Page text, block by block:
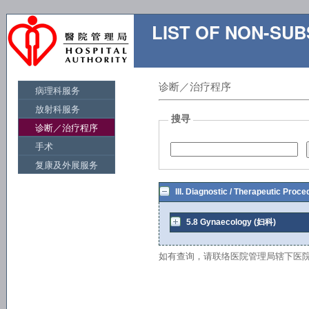
LIST OF NON-
病理科服务
放射科服务
诊断／治疗程序
手术
复康及外展服务
诊断／治疗程序
搜寻
III. Diagnostic / Therapeutic
5.8 Gynaecology (妇科)
如有查询，请联络医院管理局辖下医